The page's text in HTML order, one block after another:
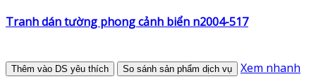
Tranh dán tường phong cảnh biển n2004-517
Thêm vào DS yêu thích So sánh sản phẩm dịch vụ Xem nhanh